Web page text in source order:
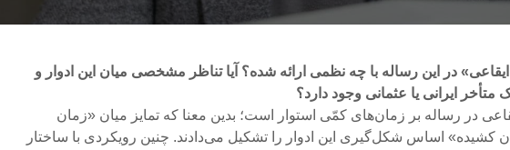
در این رساله با چه نظمی ارائه شده؟ آیا تناظر مشخصی میان این ادوار و
متأخر ایرانی یا عثمانی وجود دارد؟
در رساله بر زمان‌های کمّی استوار است؛ بدین معنا که تمایز میان «زمان
کشیده» اساس شکل‌گیری این ادوار را تشکیل می‌دادند. چنین رویکردی با ساختار